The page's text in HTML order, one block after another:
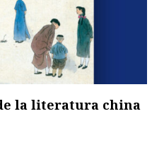
la literatura china